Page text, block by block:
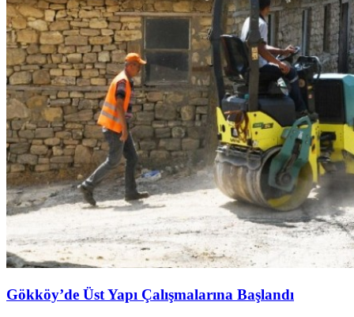
Gökköy’de Üst Yapı Çalışmalarına Başlandı